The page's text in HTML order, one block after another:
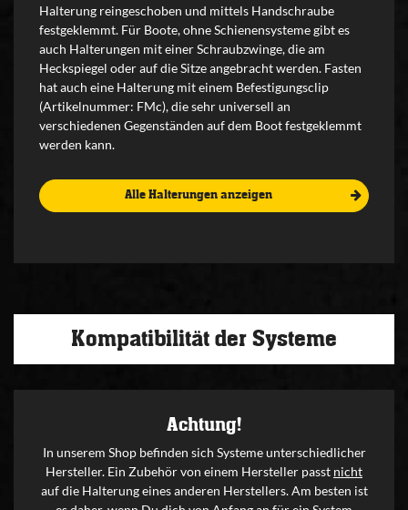
Halterung reingeschoben und mittels Handschraube
festgeklemmt. Für Boote, ohne Schienensysteme gibt es
auch Halterungen mit einer Schraubzwinge, die am
Heckspiegel oder auf die Sitze angebracht werden. Fasten
hat auch eine Halterung mit einem Befestigungsclip
(Artikelnummer: FMc), die sehr universell an
verschiedenen Gegenständen auf dem Boot festgeklemmt
werden kann.
Alle Halterungen anzeigen
Kompatibilität der Systeme
Achtung!
In unserem Shop befinden sich Systeme unterschiedlicher
Hersteller. Ein Zubehör von einem Hersteller passt nicht
auf die Halterung eines anderen Herstellers. Am besten ist